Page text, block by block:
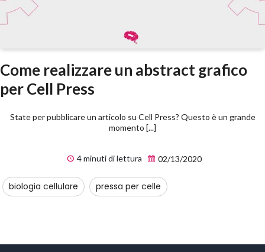
Come realizzare un abstract grafico
per Cell Press
State per pubblicare un articolo su Cell Press? Questo è un grande
momento [...]
4 minuti di lettura 02/13/2020
biologia cellulare pressa per celle